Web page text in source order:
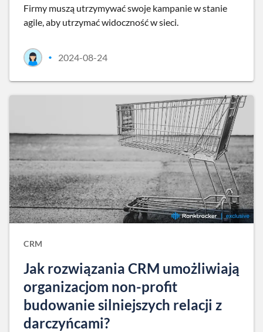
Firmy muszą utrzymywać swoje kampanie w stanie
agile, aby utrzymać widoczność w sieci.
• 2024-08-24
CRM
Jak rozwiązania CRM umożliwiają
organizacjom non-profit
budowanie silniejszych relacji z
darczyńcami?